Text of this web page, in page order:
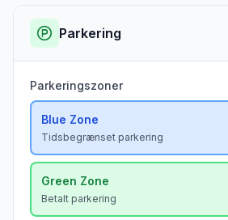
Parkering
Parkeringszoner
Blue Zone
Tidsbegrænset parkering
Green Zone
Betalt parkering